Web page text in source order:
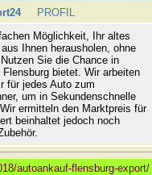
PROFIL
Möglichkeit, Ihr altes
Ihnen herausholen, ohne
Sie die Chance in
bietet. Wir arbeiten
für jedes Auto zum
um in Sekundenschnelle
ermitteln den Marktpreis für
beinhaltet jedoch noch
autoankauf-flensburg-export/